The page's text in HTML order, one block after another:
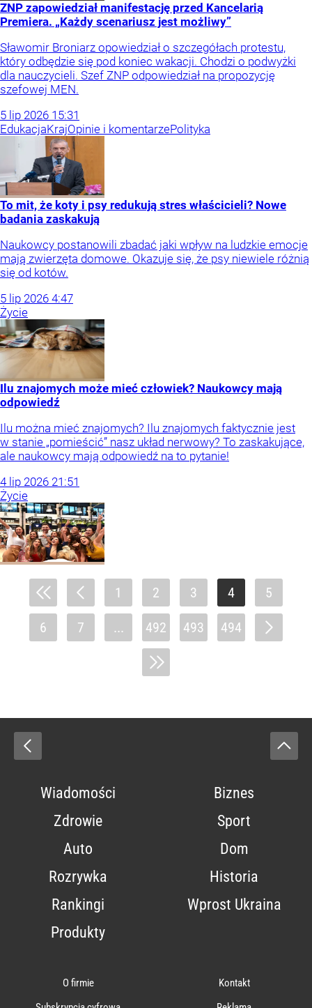
ZNP zapowiedział manifestację przed Kancelarią
Premiera. „Każdy scenariusz jest możliwy”
Sławomir Broniarz opowiedział o szczegółach protestu,
który odbędzie się pod koniec wakacji. Chodzi o podwyżki
dla nauczycieli. Szef ZNP odpowiedział na propozycję
szefowej MEN.
5 lip 2026 15:31
EdukacjaKrajOpinie i komentarzePolityka
To mit, że koty i psy redukują stres właścicieli? Nowe
badania zaskakują
Naukowcy postanowili zbadać jaki wpływ na ludzkie emocje
mają zwierzęta domowe. Okazuje się, że psy niewiele różnią
się od kotów.
5 lip 2026 4:47
Życie
Ilu znajomych może mieć człowiek? Naukowcy mają
odpowiedź
Ilu można mieć znajomych? Ilu znajomych faktycznie jest
w stanie „pomieścić” nasz układ nerwowy? To zaskakujące,
ale naukowcy mają odpowiedź na to pytanie!
4 lip 2026 21:51
Życie
1 2 3 4 5
6 7 ... 492 493 494
Wiadomości
Biznes
Zdrowie
Sport
Auto
Dom
Rozrywka
Historia
Rankingi
Wprost Ukraina
Produkty
O firmie
Kontakt